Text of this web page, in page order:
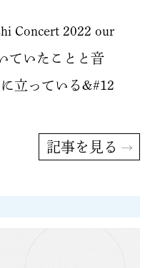
Concert 2022 our
ていたことと音
立っている&#12
記事を見る